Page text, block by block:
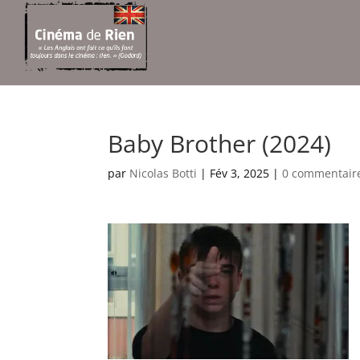
Baby Brother (2024)
par Nicolas Botti | Fév 3, 2025 |0